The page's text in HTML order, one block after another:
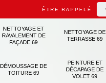
ÊTRE RAPPELÉ
NETTOYAGE ET
RAVALEMENT DE
FAÇADE 69
NETTOYAGE DE
TERRASSE 69
DÉMOUSSAGE DE
TOITURE 69
PEINTURE ET
DÉCAPAGE DE
VOLET 69